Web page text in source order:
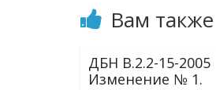
Вам
ДБН В.2.2-15-2005
Изменение № 1.